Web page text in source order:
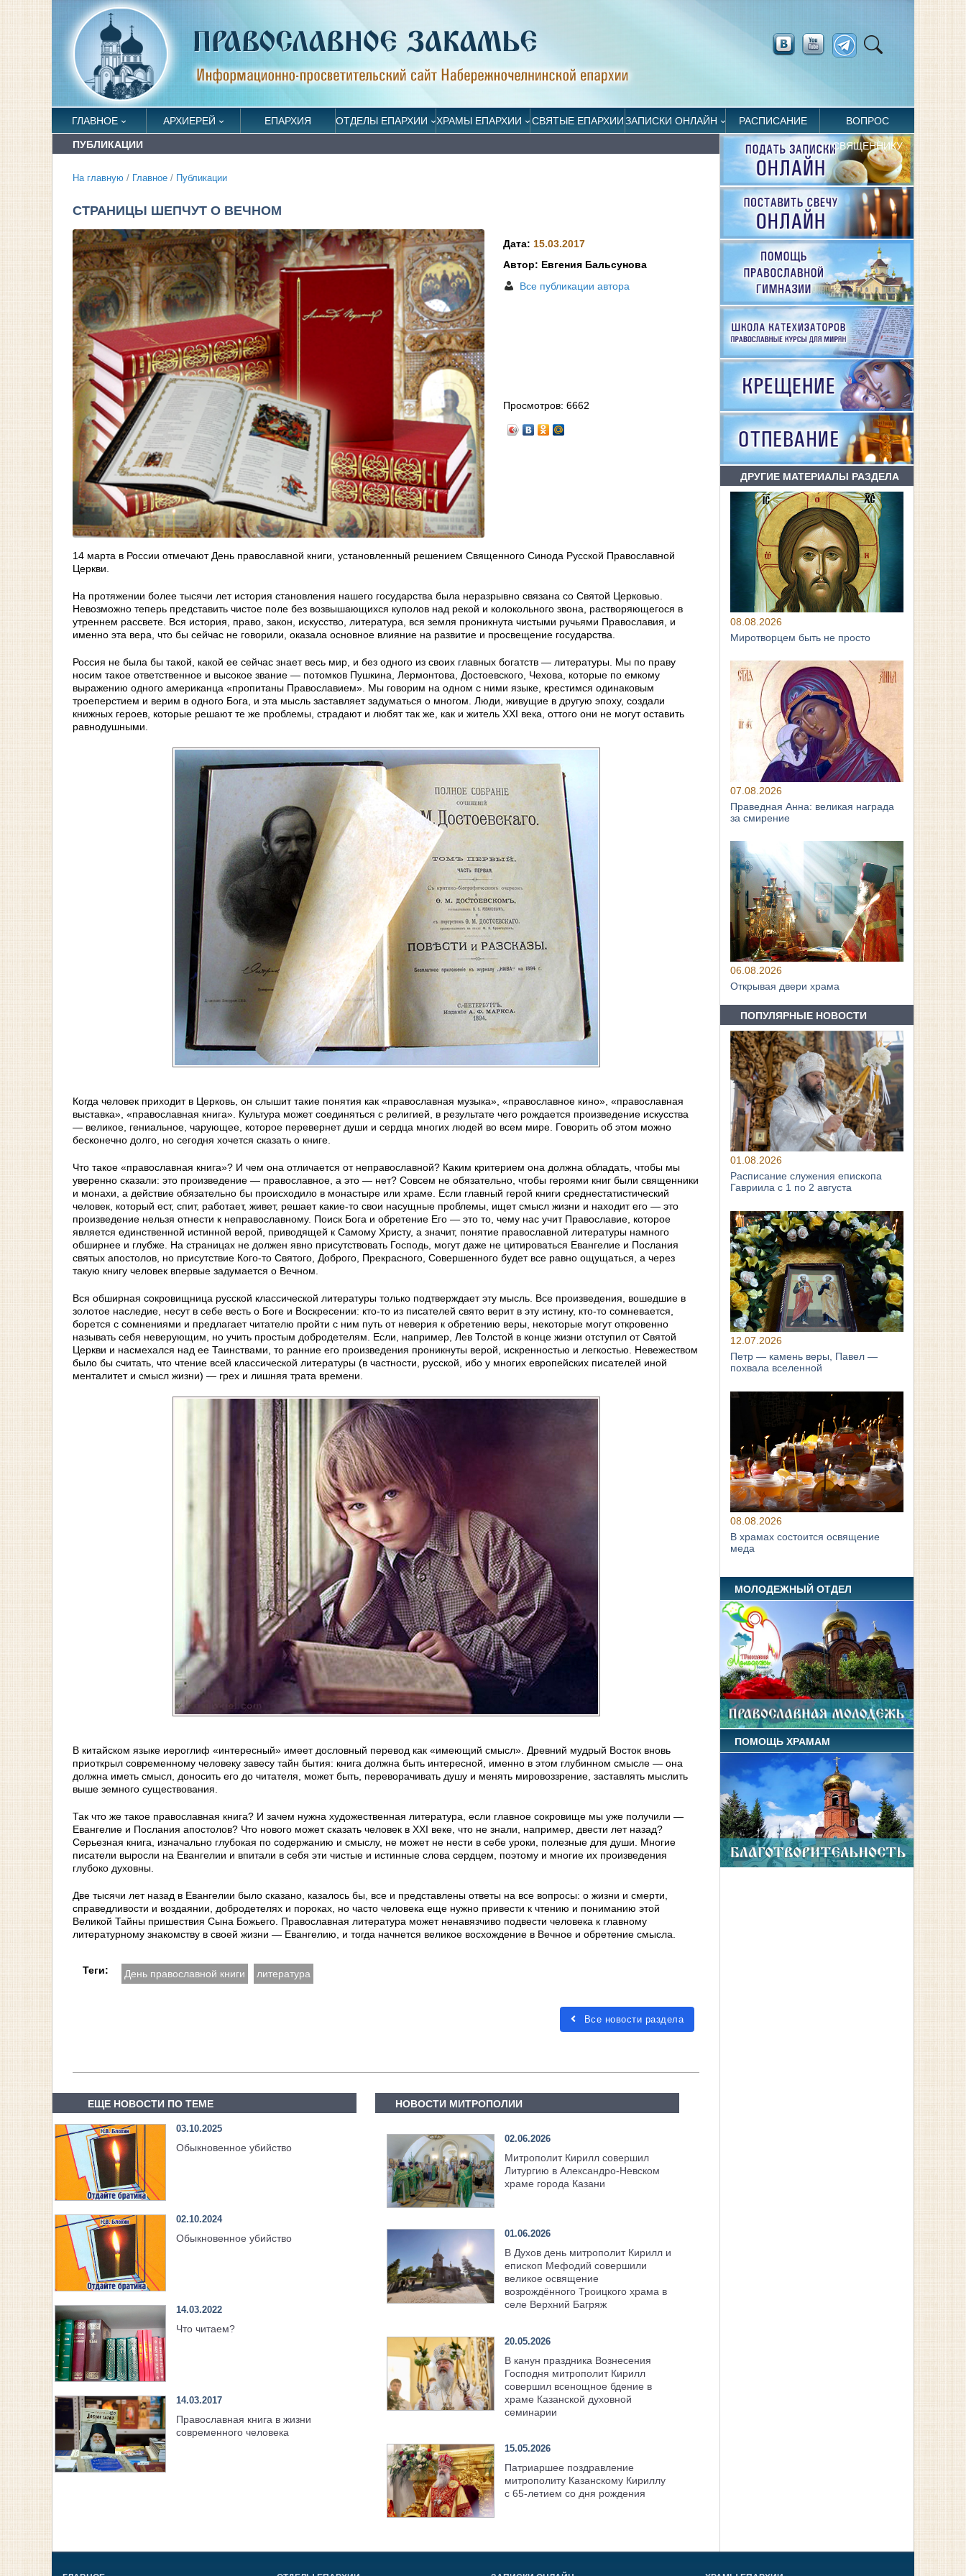
ГЛАВНОЕ АРХИЕРЕЙ ЕПАРХИЯ ОТДЕЛЫ ЕПАРХИИ ХРАМЫ ЕПАРХИИ СВЯТЫЕ ЕПАРХИИЗАПИСКИ ОНЛАЙН РАСПИСАНИЕ ВОПРОС
СВЯЩЕННИКУ
ПУБЛИКАЦИИ
На главную / Главное / Публикации
СТРАНИЦЫ ШЕПЧУТ О ВЕЧНОМ
Дата: 15.03.2017
Автор: Евгения Бальсунова
Все публикации автора
Просмотров:6662
14 марта в России отмечают День православной книги, установленный решением Священного Синода Русской Православной
Церкви.
На протяжении более тысячи лет история становления нашего государства была неразрывно связана со Святой Церковью.
Невозможно теперь представить чистое поле без возвышающихся куполов над рекой и колокольного звона, растворяющегося в
утреннем рассвете. Вся история, право, закон, искусство, литература, вся земля проникнута чистыми ручьями Православия, и
именно эта вера, что бы сейчас не говорили, оказала основное влияние на развитие и просвещение государства.
Россия не была бы такой, какой ее сейчас знает весь мир, и без одного из своих главных богатств — литературы. Мы по праву
носим такое ответственное и высокое звание — потомков Пушкина, Лермонтова, Достоевского, Чехова, которые по емкому
выражению одного американца «пропитаны Православием». Мы говорим на одном с ними языке, крестимся одинаковым
троеперстием и верим в одного Бога, и эта мысль заставляет задуматься о многом. Люди, живущие в другую эпоху, создали
книжных героев, которые решают те же проблемы, страдают и любят так же, как и житель XXI века, оттого они не могут оставить
равнодушными.
Когда человек приходит в Церковь, он слышит такие понятия как «православная музыка», «православное кино», «православная
выставка», «православная книга». Культура может соединяться с религией, в результате чего рождается произведение искусства
— великое, гениальное, чарующее, которое перевернет души и сердца многих людей во всем мире. Говорить об этом можно
бесконечно долго, но сегодня хочется сказать о книге.
Что такое «православная книга»? И чем она отличается от неправославной? Каким критерием она должна обладать, чтобы мы
уверенно сказали: это произведение — православное, а это — нет? Совсем не обязательно, чтобы героями книг были священники
и монахи, а действие обязательно бы происходило в монастыре или храме. Если главный герой книги среднестатистический
человек, который ест, спит, работает, живет, решает какие-то свои насущные проблемы, ищет смысл жизни и находит его — это
произведение нельзя отнести к неправославному. Поиск Бога и обретение Его — это то, чему нас учит Православие, которое
является единственной истинной верой, приводящей к Самому Христу, а значит, понятие православной литературы намного
обширнее и глубже. На страницах не должен явно присутствовать Господь, могут даже не цитироваться Евангелие и Послания
святых апостолов, но присутствие Кого-то Святого, Доброго, Прекрасного, Совершенного будет все равно ощущаться, а через
такую книгу человек впервые задумается о Вечном.
Вся обширная сокровищница русской классической литературы только подтверждает эту мысль. Все произведения, вошедшие в
золотое наследие, несут в себе весть о Боге и Воскресении: кто-то из писателей свято верит в эту истину, кто-то сомневается,
борется с сомнениями и предлагает читателю пройти с ним путь от неверия к обретению веры, некоторые могут откровенно
называть себя неверующим, но учить простым добродетелям. Если, например, Лев Толстой в конце жизни отступил от Святой
Церкви и насмехался над ее Таинствами, то ранние его произведения проникнуты верой, искренностью и легкостью. Невежеством
было бы считать, что чтение всей классической литературы (в частности, русской, ибо у многих европейских писателей иной
менталитет и смысл жизни) — грех и лишняя трата времени.
В китайском языке иероглиф «интересный» имеет дословный перевод как «имеющий смысл». Древний мудрый Восток вновь
приоткрыл современному человеку завесу тайн бытия: книга должна быть интересной, именно в этом глубинном смысле — она
должна иметь смысл, доносить его до читателя, может быть, переворачивать душу и менять мировоззрение, заставлять мыслить
выше земного существования.
Так что же такое православная книга? И зачем нужна художественная литература, если главное сокровище мы уже получили —
Евангелие и Послания апостолов? Что нового может сказать человек в XXI веке, что не знали, например, двести лет назад?
Серьезная книга, изначально глубокая по содержанию и смыслу, не может не нести в себе уроки, полезные для души. Многие
писатели выросли на Евангелии и впитали в себя эти чистые и истинные слова сердцем, поэтому и многие их произведения
глубоко духовны.
Две тысячи лет назад в Евангелии было сказано, казалось бы, все и представлены ответы на все вопросы: о жизни и смерти,
справедливости и воздаянии, добродетелях и пороках, но часто человека еще нужно привести к чтению и пониманию этой
Великой Тайны пришествия Сына Божьего. Православная литература может ненавязчиво подвести человека к главному
литературному знакомству в своей жизни — Евангелию, и тогда начнется великое восхождение в Вечное и обретение смысла.
Теги: День православной книги литература
Все новости раздела
ЕЩЕ НОВОСТИ ПО ТЕМЕ
03.10.2025
Обыкновенное убийство
02.10.2024
Обыкновенное убийство
14.03.2022
Что читаем?
14.03.2017
Православная книга в жизни
современного человека
НОВОСТИ МИТРОПОЛИИ
02.06.2026
Митрополит Кирилл совершил
Литургию в Александро-Невском
храме города Казани
01.06.2026
В Духов день митрополит Кирилл и
епископ Мефодий совершили
великое освящение
возрождённого Троицкого храма в
селе Верхний Багряж
20.05.2026
В канун праздника Вознесения
Господня митрополит Кирилл
совершил всенощное бдение в
храме Казанской духовной
семинарии
15.05.2026
Патриаршее поздравление
митрополиту Казанскому Кириллу
с 65-летием со дня рождения
ДРУГИЕ МАТЕРИАЛЫ РАЗДЕЛА
08.08.2026
Миротворцем быть не просто
07.08.2026
Праведная Анна: великая награда
за смирение
06.08.2026
Открывая двери храма
ПОПУЛЯРНЫЕ НОВОСТИ
01.08.2026
Расписание служения епископа
Гавриила с 1 по 2 августа
12.07.2026
Петр — камень веры, Павел —
похвала вселенной
08.08.2026
В храмах состоится освящение
меда
МОЛОДЕЖНЫЙ ОТДЕЛ
ПОМОЩЬ ХРАМАМ